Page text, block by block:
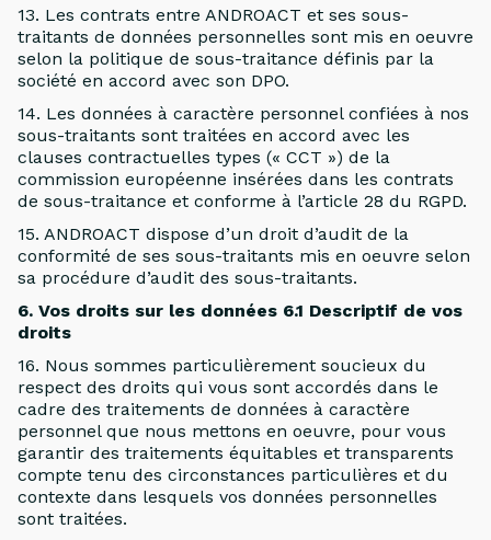
13. Les contrats entre ANDROACT et ses sous-
traitants de données personnelles sont mis en oeuvre
selon la politique de sous-traitance définis par la
société en accord avec son DPO.
14. Les données à caractère personnel confiées à nos
sous-traitants sont traitées en accord avec les
clauses contractuelles types (« CCT ») de la
commission européenne insérées dans les contrats
de sous-traitance et conforme à l’article 28 du RGPD.
15. ANDROACT dispose d’un droit d’audit de la
conformité de ses sous-traitants mis en oeuvre selon
sa procédure d’audit des sous-traitants.
6. Vos droits sur les données 6.1 Descriptif de vos
droits
16. Nous sommes particulièrement soucieux du
respect des droits qui vous sont accordés dans le
cadre des traitements de données à caractère
personnel que nous mettons en oeuvre, pour vous
garantir des traitements équitables et transparents
compte tenu des circonstances particulières et du
contexte dans lesquels vos données personnelles
sont traitées.